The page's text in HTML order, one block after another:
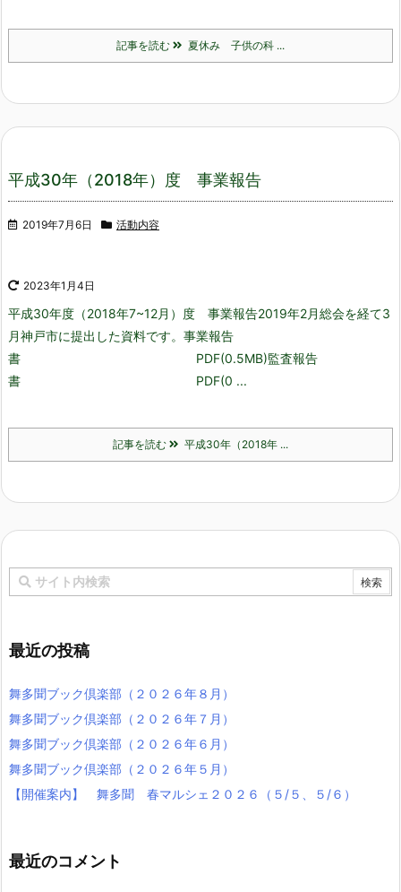
記事を読む 夏休み 子供の科 ...
平成30年（2018年）度 事業報告
2019年7月6日 活動内容
2023年1月4日
平成30年度（2018年7~12月）度 事業報告2019年2月総会を経て3
月神戸市に提出した資料です。 事業報告
書 PDF(0.5MB)監査報告
書 PDF(0 ...
記事を読む 平成30年（2018年 ...
最近の投稿
舞多聞ブック倶楽部（２０２６年８月）
舞多聞ブック倶楽部（２０２６年７月）
舞多聞ブック倶楽部（２０２６年６月）
舞多聞ブック倶楽部（２０２６年５月）
【開催案内】 舞多聞 春マルシェ２０２６（５/５、５/６）
最近のコメント